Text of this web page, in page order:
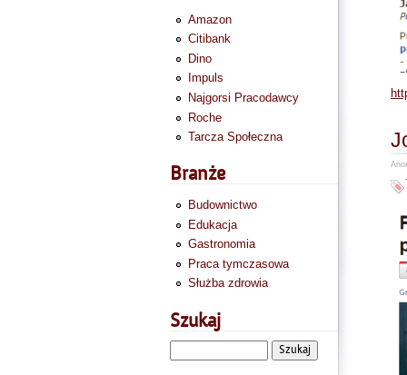
Amazon
Citibank
Dino
Impuls
Najgorsi Pracodawcy
Roche
Tarcza Społeczna
Branże
Budownictwo
Edukacja
Gastronomia
Praca tymczasowa
Służba zdrowia
Szukaj